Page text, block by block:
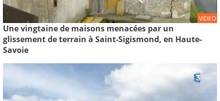
VIDEO
Une vingtaine de maisons menacées par un
glissement de terrain à Saint-Sigismond, en Haute-
Savoie